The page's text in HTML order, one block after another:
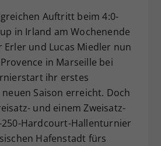
Auftritt beim 4:0-
in Irland am Wochenende
Erler und Lucas Miedler nun
in Marseille bei
ihr erstes
Saison erreicht. Doch
und einem Zweisatz-
250-Hardcourt-Hallenturnier
Hafenstadt fürs
Wert speichert Ihre Consent-
Unter anderem eine
generierte ID, für die
Speicherung Ihrer
Einstellungen, falls der
Betreiber dies eingestellt